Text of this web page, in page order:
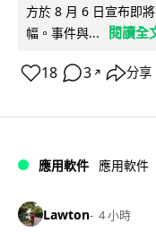
方於 8 月 6 日宣布即
幅。事件與...
閱讀全
18 3 ↗ 分享
應用軟件 應用軟件
Lawton 4 小時